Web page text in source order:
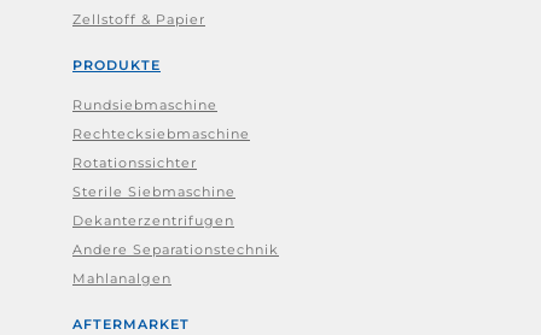
Zellstoff & Papier
PRODUKTE
Rundsiebmaschine
Rechtecksiebmaschine
Rotationssichter
Sterile Siebmaschine
Dekanterzentrifugen
Andere Separationstechnik
Mahlanalgen
AFTERMARKET